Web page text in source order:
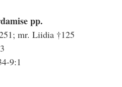
pp.
mr. Liidia †125
9:1